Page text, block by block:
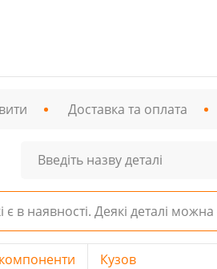
Доставка та оплата
є в наявності. Деякі деталі
Кузов